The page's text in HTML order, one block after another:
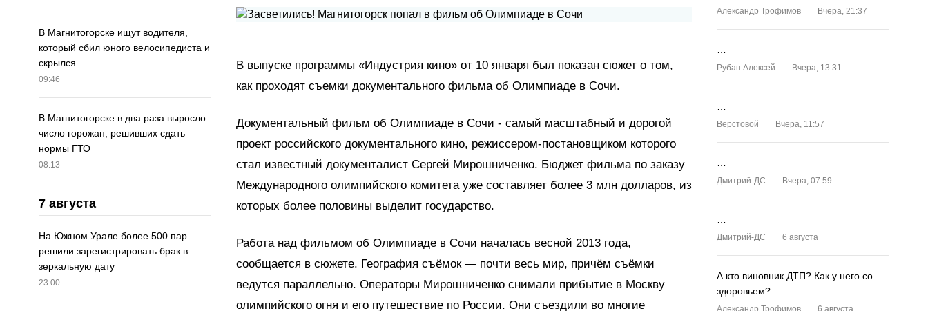
В Магнитогорске ищут водителя,
который сбил юного велосипедиста и
скрылся
09:46
В Магнитогорске в два раза выросло
число горожан, решивших сдать
нормы ГТО
08:13
7 августа
На Южном Урале более 500 пар
решили зарегистрировать брак в
зеркальную дату
23:00
В выпуске программы «Индустрия кино» от 10 января был показан сюжет о том,
как проходят съемки документального фильма об Олимпиаде в Сочи.
Документальный фильм об Олимпиаде в Сочи - самый масштабный и дорогой
проект российского документального кино, режиссером-постановщиком которого
стал известный документалист Сергей Мирошниченко. Бюджет фильма по заказу
Международного олимпийского комитета уже составляет более 3 млн долларов, из
которых более половины выделит государство.
Работа над фильмом об Олимпиаде в Сочи началась весной 2013 года,
сообщается в сюжете. География съёмок — почти весь мир, причём съёмки
ведутся параллельно. Операторы Мирошниченко снимали прибытие в Москву
олимпийского огня и его путешествие по России. Они съездили во многие
Александр Трофимов Вчера, 21:37
Рубан Алексей Вчера, 13:31
Верстовой Вчера, 11:57
Дмитрий-ДС Вчера, 07:59
Дмитрий-ДС 6 августа
А кто виновник ДТП? Как у него со
здоровьем?
Александр Трофимов 6 августа